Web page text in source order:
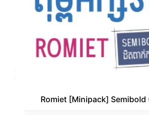
Romiet [Minipack]